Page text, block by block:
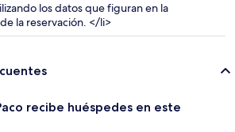
los datos que figuran en la
la reservación. </li>
recibe huéspedes en este